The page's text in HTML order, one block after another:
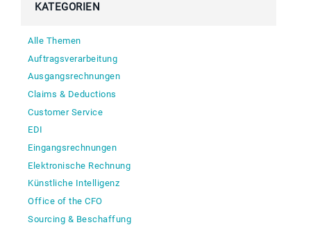
KATEGORIEN
Alle Themen
Auftragsverarbeitung
Ausgangsrechnungen
Claims & Deductions
Customer Service
EDI
Eingangsrechnungen
Elektronische Rechnung
Künstliche Intelligenz
Office of the CFO
Sourcing & Beschaffung